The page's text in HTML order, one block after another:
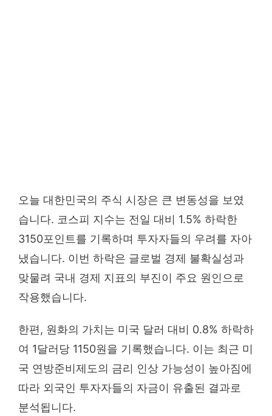
오늘 대한민국의 주식 시장은 큰 변동성을 보였
습니다. 코스피 지수는 전일 대비 1.5% 하락한
3150포인트를 기록하며 투자자들의 우려를 자아
냈습니다. 이번 하락은 글로벌 경제 불확실성과
맞물려 국내 경제 지표의 부진이 주요 원인으로
작용했습니다.
한편, 원화의 가치는 미국 달러 대비 0.8% 하락하
여 1달러당 1150원을 기록했습니다. 이는 최근 미
국 연방준비제도의 금리 인상 가능성이 높아짐에
따라 외국인 투자자들의 자금이 유출된 결과로
분석됩니다.